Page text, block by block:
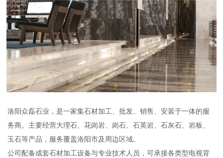
洛阳众磊石业，是一家集石材加工、批发、销售、安装于一体的服
务商。主要经营大理石、花岗岩、岗石、石英岩、石灰石、岩板、
玉石等产品，服务覆盖洛阳市及周边区域。
公司配备成套石材加工设备与专业技术人员，可承接各类型电视背